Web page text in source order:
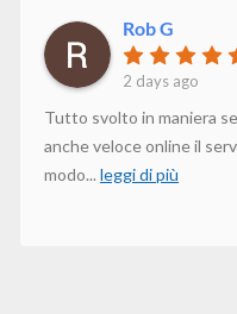
Rob G
2 days ago
Tutto svolto in maniera
anche veloce online il
modo... leggi di più